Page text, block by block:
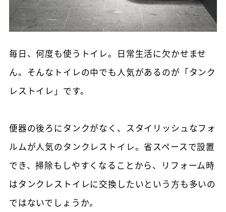
毎日、何度も使うトイレ。日常生活に欠かせませ
ん。そんなトイレの中でも人気があるのが「タンク
レストイレ」です。
便器の後ろにタンクがなく、スタイリッシュなフォ
ルムが人気のタンクレストイレ。省スペースで設置
でき、掃除もしやすくなることから、リフォーム時
はタンクレストイレに交換したいという方も多いの
ではないでしょうか。